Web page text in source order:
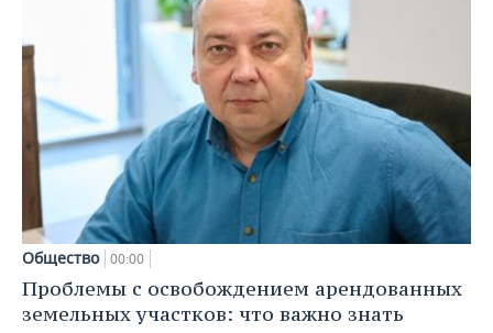
Общество 00:00
Проблемы с освобождением арендованных
земельных участков: что важно знать